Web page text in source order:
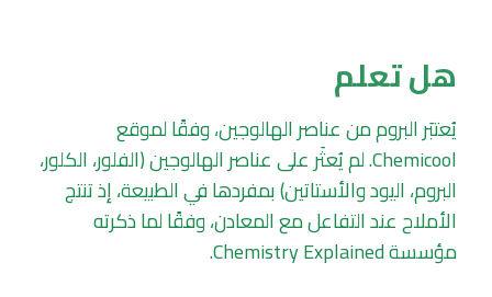
هل تعلم
يُعتبَر البروم من عناصر الهالوجين، وفقًا لموقع
Chemicool. لم يُعثَر على عناصر الهالوجين (الفلور، الكلور،
البروم، اليود والأستاتين) بمفردها في الطبيعة، إذ تنتج
الأملاح عند التفاعل مع المعادن، وفقًا لما ذكرته
مؤسسة Chemistry Explained.